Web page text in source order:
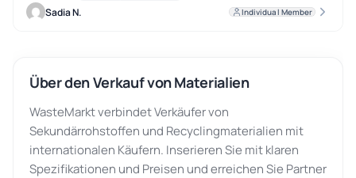
Sadia N. Individual Member
Über den Verkauf von Materialien
WasteMarkt verbindet Verkäufer von
Sekundärrohstoffen und Recyclingmaterialien mit
internationalen Käufern. Inserieren Sie mit klaren
Spezifikationen und Preisen und erreichen Sie Partner